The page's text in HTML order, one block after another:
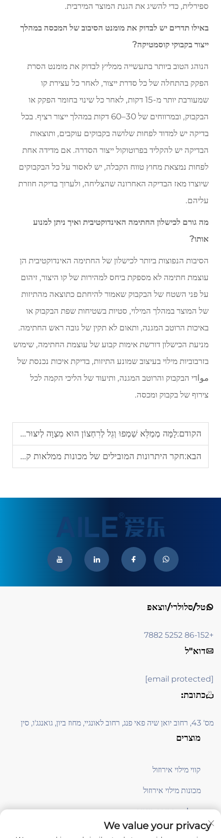
ספירלית, כדי להשיג את הגנת המוצר המירבית.
באילו תדרים יש לבדוק את מומנט הסיבוב של המכסה במהלך
ייצור בקבוקי קוסמטיקה?
הנוהג הטוב ביותר בתעשייה ממליץ לבדוק את מומנט הסרת
הפקק בהתחלה של כל סדרת ייצור, לאחר כל עצירת קו
שמעורבת יותר מ-15 דקות, לאחר כל שינוי בחומר הפקק או
הבקבוק, ובמרווחים של 30–60 דקות במהלך ייצור רציף. בכל
בדיקה יש למדוד לפחות שלושה בקבוקים עוקבים, ותוצאות
הבדיקה יש להקליד בפרוטוקול ייצור הסדרה. אם מדידה אחת
לפחות נמצאת מחוץ טווח הקבלה, יש לאסור על כל הבקבוקים
שיוצרו מאז הבדיקה האחרונה שהצליחה, ולערוך בדיקה חוזרת
עליהם.
מה גורם לכישלון החתימה האינדוקטיבית ואיך ניתן למנוע
אותו?
הסיבות הנפוצות ביותר לכישלון של החתימה האינדוקטיבית הן
עוצמת חתימה לא מספקת ביחס למהירות של קו היצור, זיהום
על פני השטח של הבקבוק שאמור להיחתם כתוצאה מהתיזות
של המוצר במהלך המילוי, סטיות בשטיחות שפת הבקבוק או
באיכות הרוטב המגנה, ותאום לא תקין של גובה ראש החתימה.
מניעת הכישלון דורשת אימות קבוע של עוצמת החתימה, שימוש
בזרבוביות מילוי בעיצוב שמונע התיזות, בדיקת איכות נכנסת של
مواדי הבקבוק והרוטב המגנה, ותיעוד של הליכי הקמה לכל
צירוף של בקבוק ומכסה.
הקודם:לָמָּה מְמַלֵּא שַׁמְפוּ וְגֵל לְרִחְצוֹן הוּא מִצְוָה לְיִצּוּר קוסמטיקה בְּנִפְחָה גְּדוֹלָה
הבא:חקר היתרונות המובילים של מכונות ממלאות קוסמטיות לפעולות בקנה מידה קטן וגדול
טל/סלולרי/ווצאפ
+86-152 5252 7882
דוא"ל
[email protected]
כתובת:
מס' 43, רחוב יואן שיה פאי פנג, רחוב לאונגיי, מחוז ביון, גואנגג'ו, סין
מוצרים
קווי מילוי אירוזול
מכונות מילוי אירוזול
معدات תמיכה בייצור
We value your privacy